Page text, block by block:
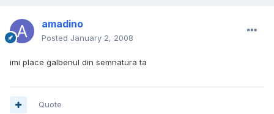
amadino
Posted January 2, 2008
imi place galbenul din semnatura ta
Quote